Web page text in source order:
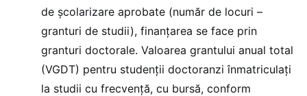
de școlarizare aprobate (număr de locuri –
granturi de studii), finanțarea se face prin
granturi doctorale. Valoarea grantului anual total
(VGDT) pentru studenții doctoranzi înmatriculați
la studii cu frecvență, cu bursă, conform